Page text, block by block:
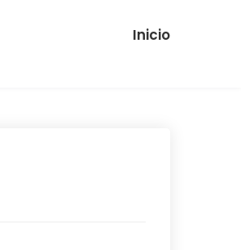
Inicio